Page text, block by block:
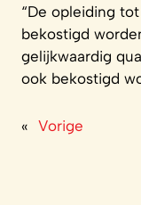
“De opleiding
bekostigd
gelijkwaardig
ook bekostigd
« Vorige